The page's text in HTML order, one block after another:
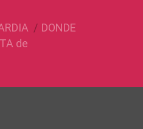
DONDE
de